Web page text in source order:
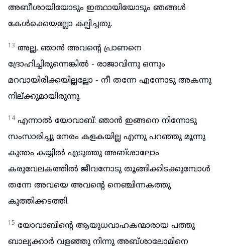
അബീശായിയോടും ഇത്ഥായിയോടും ഞങ്ങൾ
കേൾക്കെയല്ലോ കല്പിച്ചതു.
13 അല്ല, ഞാൻ അവന്റെ പ്രാണനെ
ദ്രോഹിച്ചിരുന്നെങ്കിൽ - രാജാവിന്നു ഒന്നും
മറവായിരിക്കയില്ലല്ലോ - നീ തന്നേ എന്നോടു അകന്നു
നില്ക്കുമായിരുന്നു.
14 എന്നാൽ യോവാബ്: ഞാൻ ഇങ്ങനെ നിന്നോടു
സംസാരിച്ചു നേരം കളകയില്ല എന്നു പറഞ്ഞു മൂന്നു
കുന്തം കയ്യിൽ എടുത്തു അബ്ശാലോം
കരുവേലകത്തിൽ ജീവനോടു തൂങ്ങിക്കിടക്കുമ്പോൾ
തന്നേ അവയെ അവന്റെ നെഞ്ചിന്നകത്തു
കുത്തിക്കടത്തി.
15 യോവാബിന്റെ ആയുധവാഹകന്മാരായ പത്തു
ബാല്യക്കാർ വളഞ്ഞു നിന്നു അബ്ശാലോമിനെ